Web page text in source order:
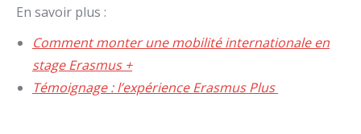
En savoir plus :
Comment monter une mobilité internationale en
stage Erasmus +
Témoignage : l’expérience Erasmus Plus